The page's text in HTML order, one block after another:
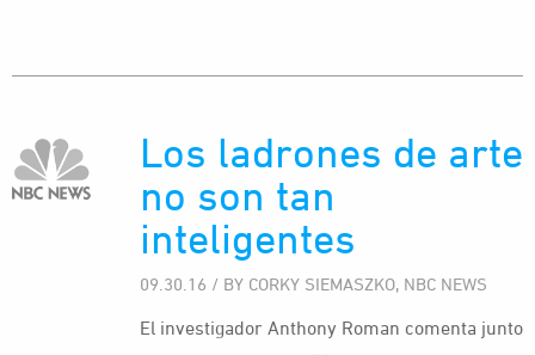
Los ladrones de arte
no son tan
inteligentes
09.30.16 / BY CORKY SIEMASZKO, NBC NEWS
El investigador Anthony Roman comenta junto